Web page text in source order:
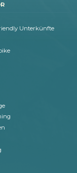
Unterkünfte